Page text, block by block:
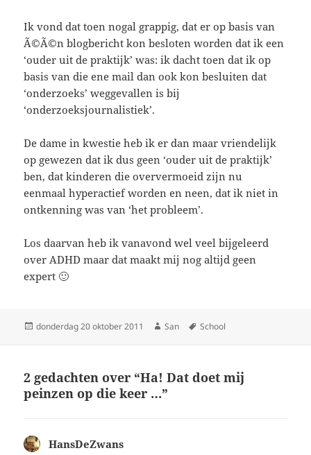
Ik vond dat toen nogal grappig, dat er op basis van
Ã©Ã©n blogbericht kon besloten worden dat ik een
‘ouder uit de praktijk’ was: ik dacht toen dat ik op
basis van die ene mail dan ook kon besluiten dat
‘onderzoeks’ weggevallen is bij
‘onderzoeksjournalistiek’.
De dame in kwestie heb ik er dan maar vriendelijk
op gewezen dat ik dus geen ‘ouder uit de praktijk’
ben, dat kinderen die oververmoeid zijn nu
eenmaal hyperactief worden en neen, dat ik niet in
ontkenning was van ‘het probleem’.
Los daarvan heb ik vanavond wel veel bijgeleerd
over ADHD maar dat maakt mij nog altijd geen
expert 🙂
Geplaatst
donderdag 20 oktober 2011 Auteur
San Tags
School
2 gedachten over “Ha! Dat doet mij
peinzen op die keer …”
HansDeZwans